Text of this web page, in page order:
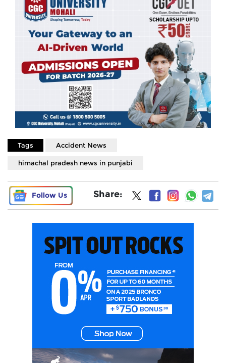
Tags Accident News
himachal pradesh news in punjabi
Follow Us Share: